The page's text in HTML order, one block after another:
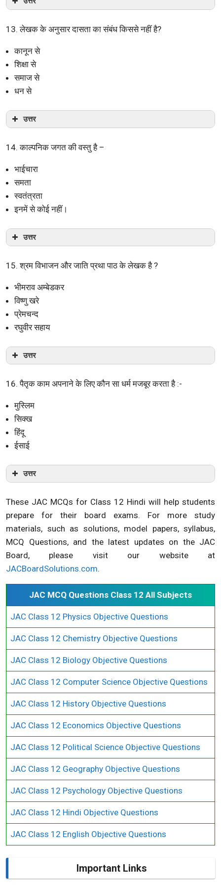
13. लेखक के अनुसार दासता का संबंध किससे नहीं है?
कानून से
शिक्षा से
समाज से
धन से
उत्तर
14. काल्पनिक जगत की वस्तु है –
भाईचारा
समता
स्वतंत्रता
इनमें से कोई नहीं।
उत्तर
15. श्रम विभाजन और जाति प्रथा पाठ के लेखक है ?
भीमराव अम्बेडकर
विष्णु खरे
प्रेमचन्द
रघुवीर सहाय
उत्तर
16. पैतृक काम अपनाने के लिए कौन सा धर्म मजबूर करता है :-
मुस्लिम
सिक्ख
हिंदू
ईसाई
उत्तर
These JAC MCQs for Class 12 Hindi will help students
prepare for their board exams. For more study
materials, such as solutions, model papers, syllabus,
MCQ Questions, and the latest updates on the JAC
Board, please visit our website at
JACBoardSolutions.com.
JAC MCQ Questions Class 12 All Subjects
JAC Class 12 Physics Objective Questions
JAC Class 12 Chemistry Objective Questions
JAC Class 12 Biology Objective Questions
JAC Class 12 Computer Science Objective Questions
JAC Class 12 History Objective Questions
JAC Class 12 Economics Objective Questions
JAC Class 12 Political Science Objective Questions
JAC Class 12 Geography Objective Questions
JAC Class 12 Psychology Objective Questions
JAC Class 12 Hindi Objective Questions
JAC Class 12 English Objective Questions
Important Links